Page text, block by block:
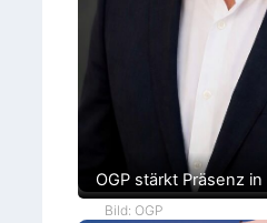
OGP stärkt Präsenz
Bild: OGP